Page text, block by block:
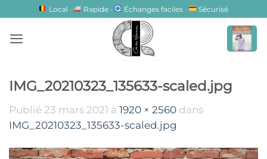
contenu
Local · Rapide · Échanges faciles · Sécurisé
IMG_20210323_135633-scaled.jpg
Publié 23 mars 2021 à 1920 × 2560 dans
IMG_20210323_135633-scaled.jpg